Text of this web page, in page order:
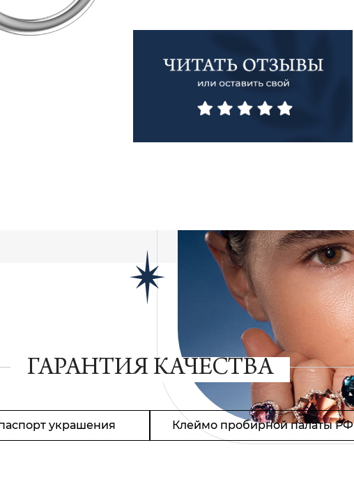
ГАРАНТИЯ КАЧЕСТВА
украшения Клеймо пробирной палаты РФ